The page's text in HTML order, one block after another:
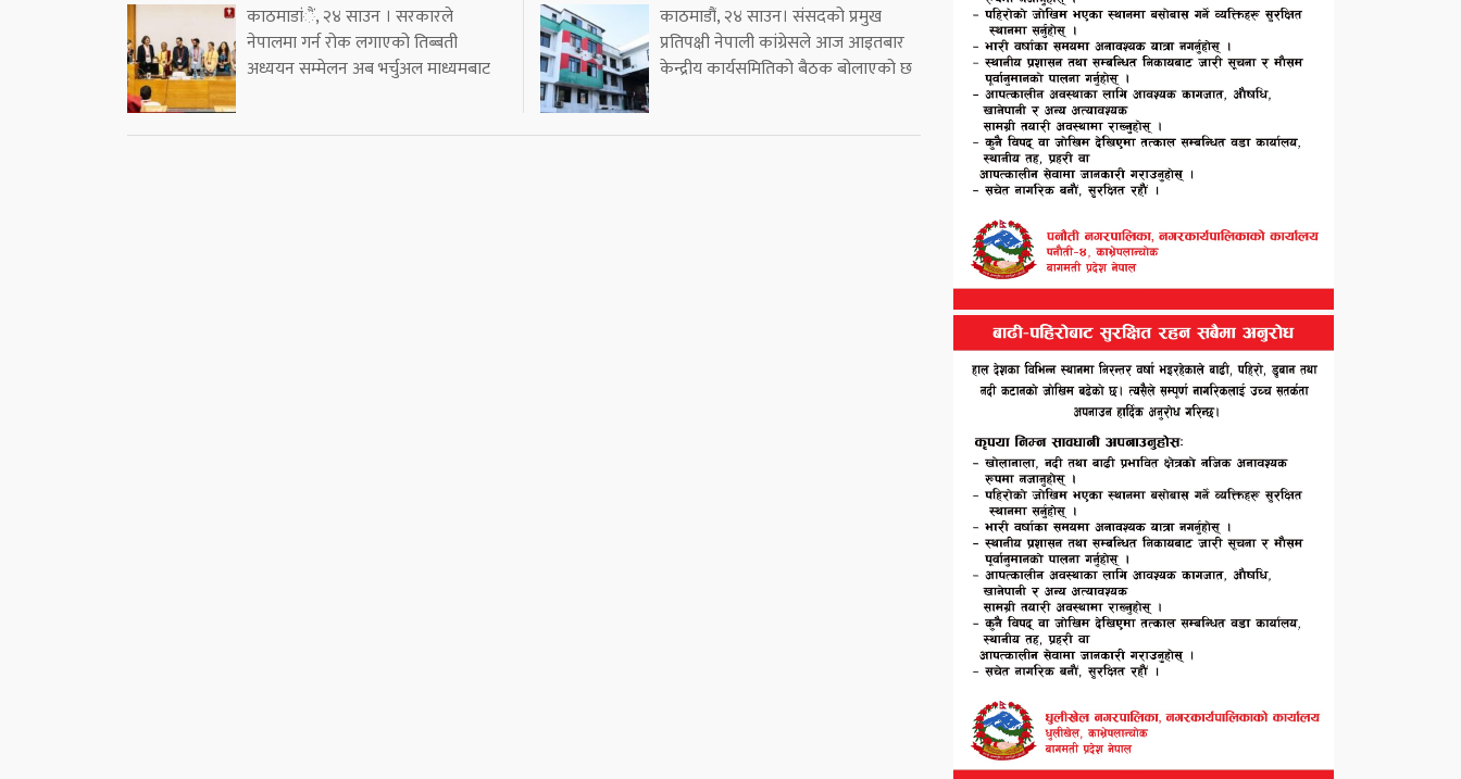
काठमाडांैं, २४ साउन । सरकारले
नेपालमा गर्न रोक लगाएको तिब्बती
अध्ययन सम्मेलन अब भर्चुअल माध्यमबाट
काठमाडौं, २४ साउन। संसदको प्रमुख
प्रतिपक्षी नेपाली कांग्रेसले आज आइतबार
केन्द्रीय कार्यसमितिको बैठक बोलाएको छ